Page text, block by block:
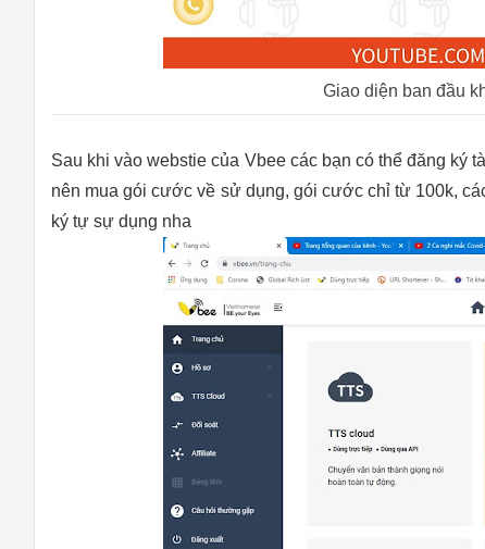
Giao diện ban đầu
Sau khi vào webstie của Vbee các bạn có thể đăng ký
nên mua gói cước về sử dụng, gói cước chỉ từ 100k,
ký tự sự dụng nha